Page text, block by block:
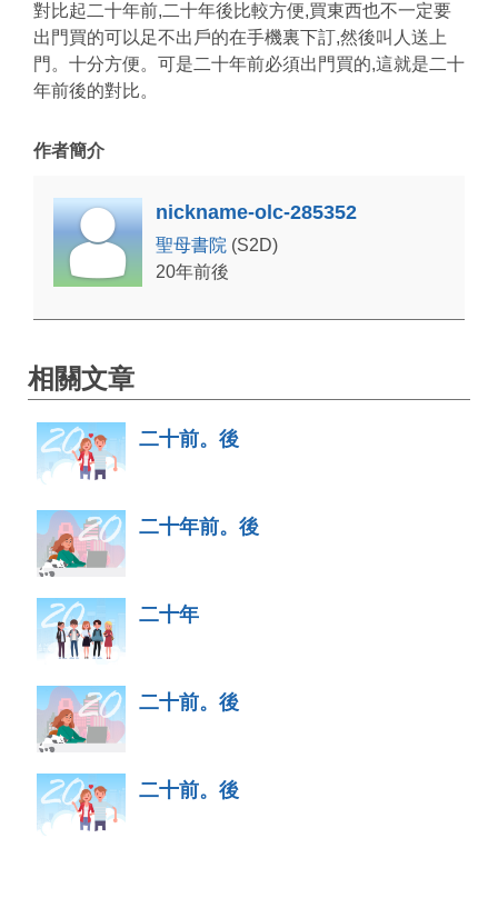
對比起二十年前,二十年後比較方便,買東西也不一定要
出門買的可以足不出戶的在手機裏下訂,然後叫人送上
門。十分方便。可是二十年前必須出門買的,這就是二十
年前後的對比。
作者簡介
nickname-olc-285352
聖母書院 (S2D)
20年前後
相關文章
二十前。後
二十年前。後
二十年
二十前。後
二十前。後